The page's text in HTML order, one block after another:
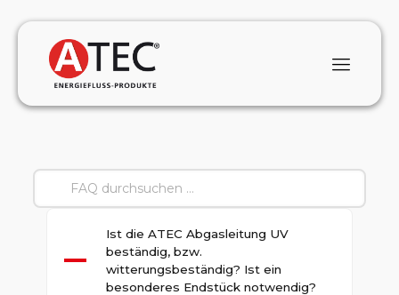
A
Ist die ATEC Abgasleitung UV
beständig, bzw.
witterungsbeständig? Ist ein
besonderes Endstück notwendig?